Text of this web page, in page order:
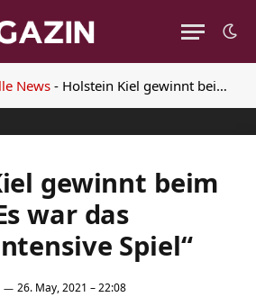
News - Holstein Kiel gewinnt beim FC Köln: „Es war das erwartet intensive Spiel“
gewinnt beim
war das
Spiel“
26. May, 2021 – 22:08